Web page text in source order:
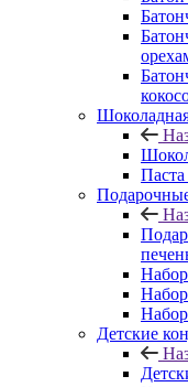
Паста
Детские